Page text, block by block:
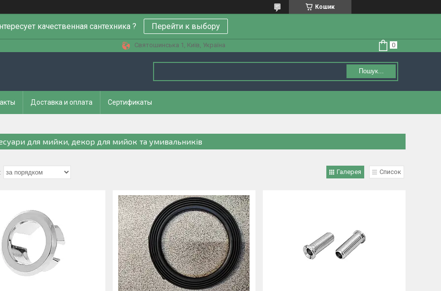
Кошик
качественная сантехника ? Перейти к выбору
Святошинська 1, Київ, Україна
Пошук...
Доставка и оплата Сертификаты
для мийки, декор для мийок та умивальників
Галерея Список